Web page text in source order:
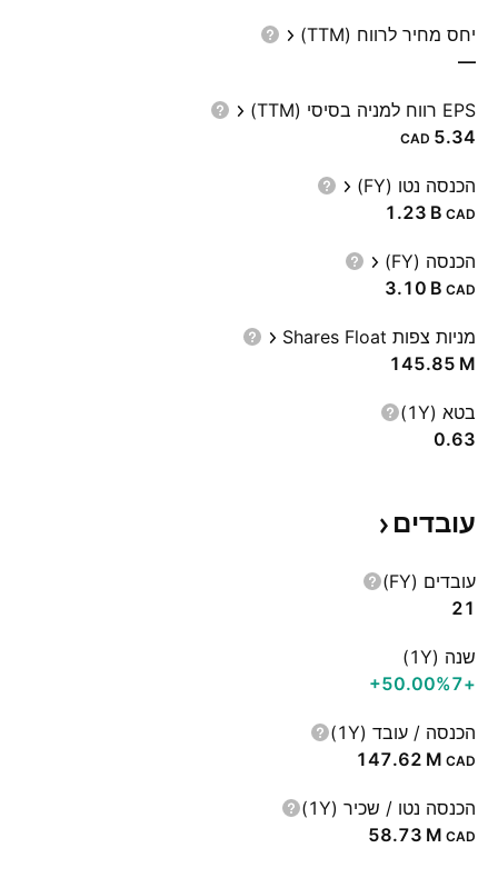
יחס מחיר לרווח (TTM)
—
EPS רווח למניה בסיסי (TTM)
5.34
CAD
הכנסה נטו (FY)
‪1.23 B‬ CAD
הכנסה (FY)
‪3.10 B‬ CAD
מניות צפות Shares Float
‪145.85 M‬
בטא (1Y)
0.63
עובדים
עובדים (FY)
21
שנה (1Y)
+7
‪+50.00%‬
הכנסה / עובד (1Y)
‪147.62 M‬ CAD
הכנסה נטו / שכיר (1Y)
‪58.73 M‬ CAD